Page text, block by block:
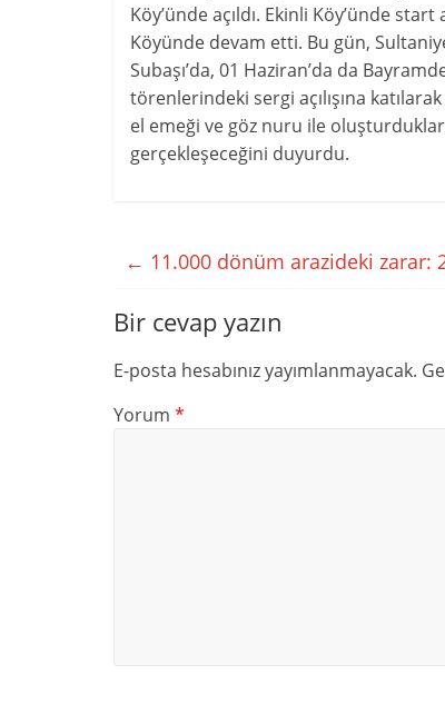
Köy’ünde açıldı. Ekinli Köy’ünde
Köyünde devam etti. Bu gün,
Subaşı’da, 01 Haziran’da da
törenlerindeki sergi açılışına
el emeği ve göz nuru ile
gerçekleşeceğini duyurdu.
← 11.000 dönüm arazideki zarar:
Bir cevap yazın
E-posta hesabınız yayımlanmayacak.
Yorum *